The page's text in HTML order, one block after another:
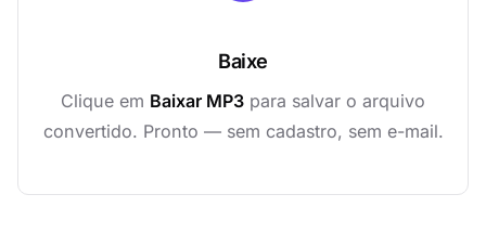
Baixe
Clique em Baixar MP3 para salvar o arquivo
convertido. Pronto — sem cadastro, sem e-mail.